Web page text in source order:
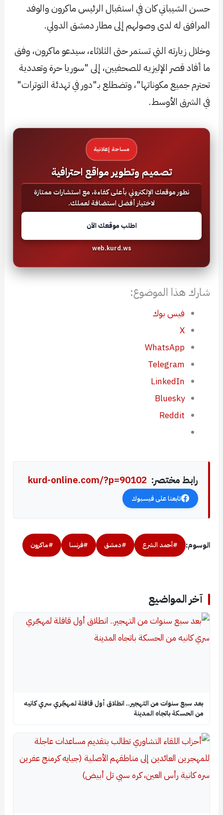
حسن الشيباني كان في استقبال الرئيس ماكرون والوفد
المرافق له لدى ‌‏وصولهم إلى مطار دمشق الدولي‎.‎
وخلال زيارته التي تستمر حتى الثلاثاء، سيدعو ماكرون، وفق
ما أفاد قصر الإليزيه للصحفيين، إلى "سوريا حرة وتعددية
تحترم جميع مكوناتها"، وتضطلع بـ"دور في تهدئة التوترات"
في الشرق الأوسط.
مساحة إعلانية
تصميم وتطوير مواقع احترافية
نطور موقعك الإلكتروني بأعلى كفاءة، مع استشارات ممتازة
لاختيار أفضل استضافة لعملك.
اطلب موقعك الآن
web.kurd.ws
شارك هذا الموضوع:
فيس بوك
X
WhatsApp
Telegram
LinkedIn
Bluesky
Reddit
رابط مختصر: kurd-online.com/?p=90102
تابعنا على فيسبوك
الوسوم: #أحمد الشرع #دمشق #فرنسا #ماكرون
آخر المواضيع
بعد سبع سنوات من التهجير.. انطلاق أول قافلة لمهجّري سري كانيه
من الحسكة باتجاه المدينة